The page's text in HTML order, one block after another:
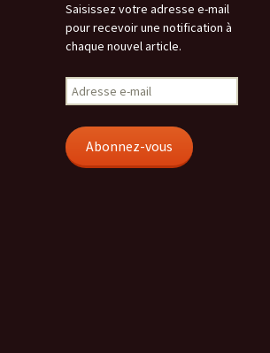
Saisissez votre adresse e-mail
pour recevoir une notification à
chaque nouvel article.
Adresse
e-
Abonnez-vous